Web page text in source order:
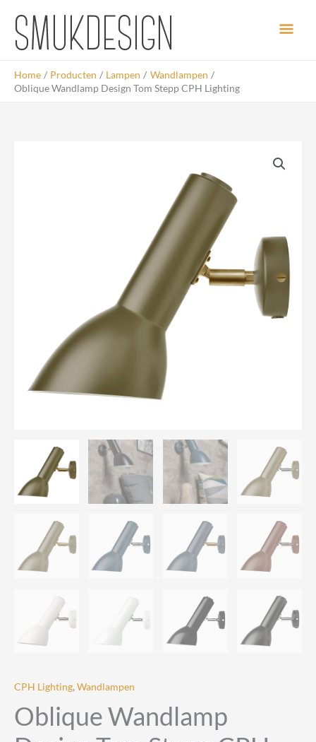
inhoud
Home Producten Lampen
Wandlampen
Oblique Wandlamp Design Tom Stepp CPH Lighting
CPH Lighting, Wandlampen
Oblique Wandlamp